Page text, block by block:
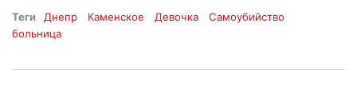
Теги Днепр Каменское Девочка
Самоубийство
больница